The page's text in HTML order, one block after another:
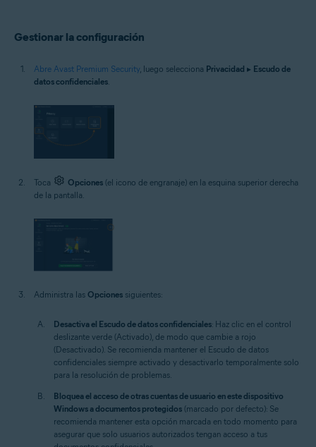
Gestionar la configuración
Abre Avast Premium Security, luego selecciona Privacidad ▸ Escudo de
datos confidenciales.
Toca Opciones (el icono de engranaje) en la esquina superior derecha
de la pantalla.
Administra las Opciones siguientes:
Desactiva el Escudo de datos confidenciales: Haz clic en el control
deslizante verde (Activado), de modo que cambie a rojo
(Desactivado). Se recomienda mantener el Escudo de datos
confidenciales siempre activado y desactivarlo temporalmente solo
para la resolución de problemas.
Bloquea el acceso de otras cuentas de usuario en este dispositivo
Windows a documentos protegidos (marcado por defecto): Se
recomienda mantener esta opción marcada en todo momento para
asegurar que solo usuarios autorizados tengan acceso a tus